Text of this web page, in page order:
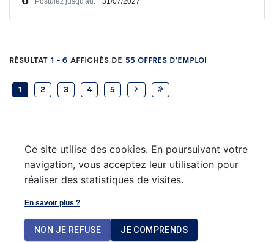
Résultat 1 - 6 affichés de 55 Offres d'emploi
1 2 3 4 5
Aller sur le site du Groupe santé CHC
Ce site utilise des cookies. En poursuivant votre
navigation, vous acceptez leur utilisation pour
réaliser des statistiques de visites.
En savoir plus ?
NON JE REFUSE JE COMPRENDS